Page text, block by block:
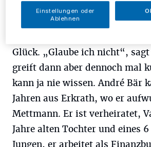
Bronze-Schafe hin, die vom
zum Teil ganz blank poliert
Glück. „Glaube ich nicht“,
greift dann aber dennoch mal
kann ja nie wissen. André Bär
Jahren aus Erkrath, wo er
Mettmann. Er ist verheiratet,
Jahre alten Tochter und eines
Jungen, er arbeitet als
Einstellungen oder
Ablehnen